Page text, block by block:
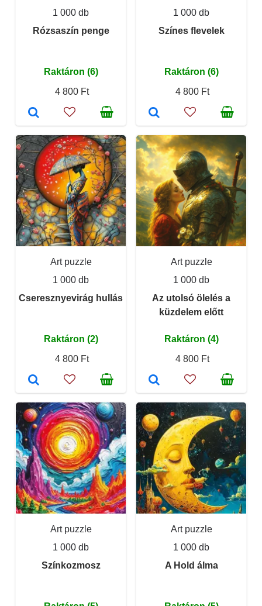
1 000 db
Rózsaszín penge
Raktáron (6)
4 800 Ft
1 000 db
Színes flevelek
Raktáron (6)
4 800 Ft
Art puzzle
1 000 db
Cseresznyevirág hullás
Raktáron (2)
4 800 Ft
Art puzzle
1 000 db
Az utolsó ölelés a
küzdelem előtt
Raktáron (4)
4 800 Ft
Art puzzle
1 000 db
Színkozmosz
Art puzzle
1 000 db
A Hold álma